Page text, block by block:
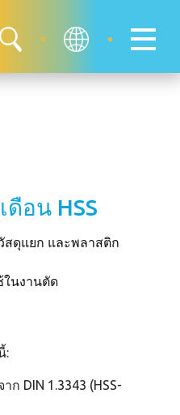
ดือน HSS
สดุแยก และพลาสติก
ในงานตัด
:
DIN 1.3343 (HSS-